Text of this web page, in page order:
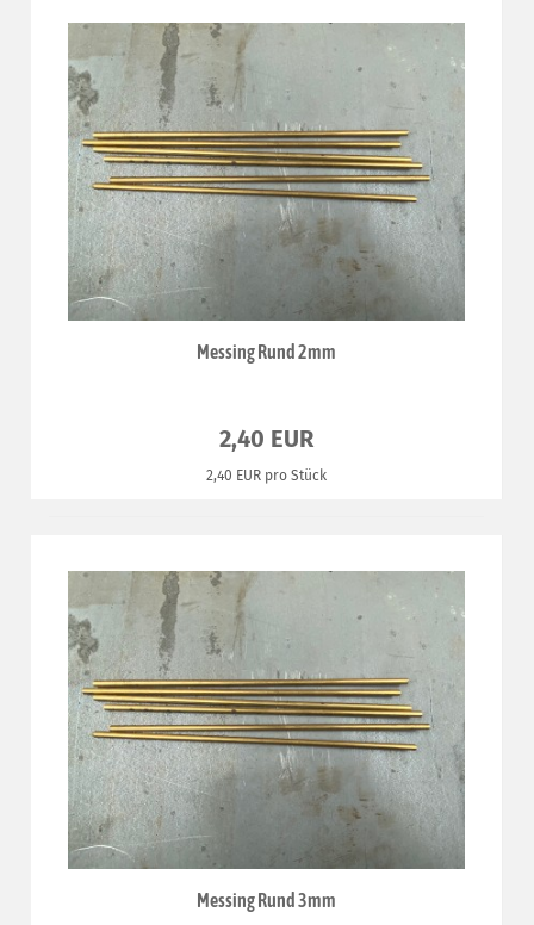
Messing Rund 2mm
2,40 EUR
2,40 EUR pro Stück
Messing Rund 3mm